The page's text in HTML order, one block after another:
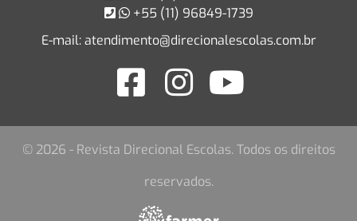
+55 (11) 96849-1739
E-mail:atendimento@direcionalescolas.com.br
© 2026 - Revista Direcional Escolas. Todos os direitos
reservados.